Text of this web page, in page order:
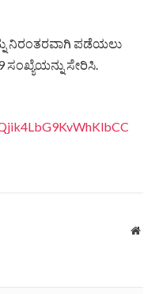
ನಿರಂತರವಾಗಿ ಪಡೆಯಲು
ಸಂಖ್ಯೆಯನ್ನು ಸೇರಿಸಿ.